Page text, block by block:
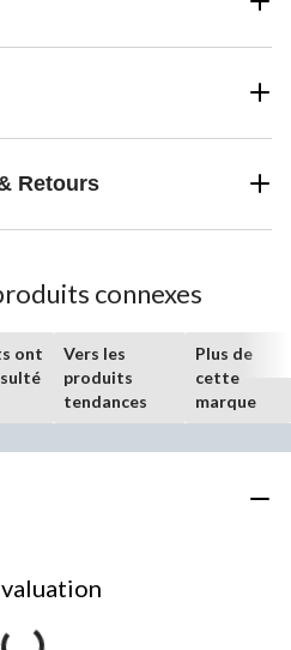
Retours
connexes
ont
Vers les
produits
tendances
Plus de
cette
marque